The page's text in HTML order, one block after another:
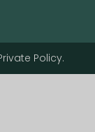
Policy.